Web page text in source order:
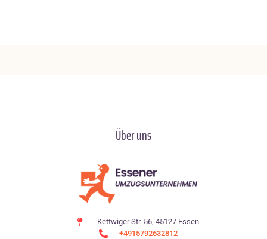
Über uns
Kettwiger Str. 56, 45127 Essen
+4915792632812